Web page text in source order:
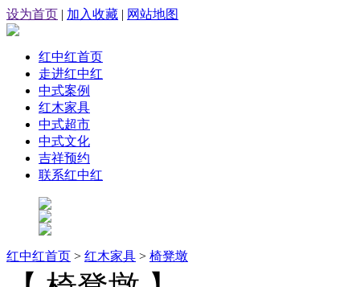
设为首页 | 加入收藏 | 网站地图
红中红首页
走进红中红
中式案例
红木家具
中式超市
中式文化
吉祥预约
联系红中红
红中红首页 > 红木家具 > 椅凳墩